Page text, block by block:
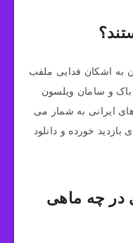
به اشکان فدایی ملفب
و سامان ویلسون
ایرانی به شمار می
خورده و دانلود
در چه ماهی